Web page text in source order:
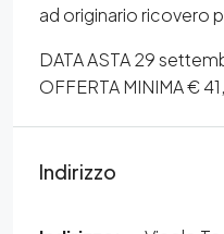
ad originario ricovero
DATA ASTA 29
OFFERTA MINIMA €
Indirizzo